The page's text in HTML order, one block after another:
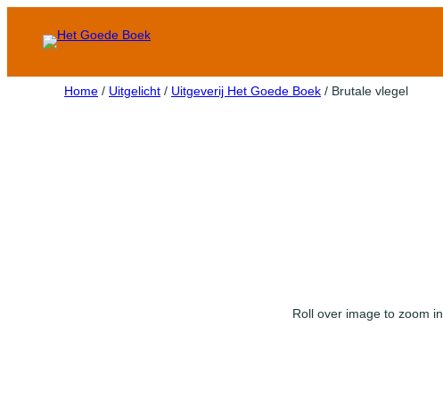
Home / Uitgelicht / Uitgeverij Het Goede Boek / Brutale vlegel
Roll over image to zoom in